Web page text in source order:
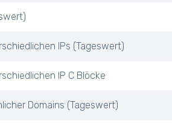
IPs (Tageswert)
IP C Blöcke
Domains (Tageswert)